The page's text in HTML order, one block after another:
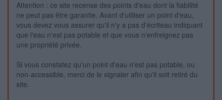
Attention : ce site recense des points d'eau dont la fiabilité
ne peut pas être garantie. Avant d'utiliser un point d'eau,
vous devez vous assurer qu'il n'y a pas d'écriteau indiquant
que l'eau n'est pas potable et que vous n'enfreignez pas
une propriété privée.
Si vous constatez qu'un point d'eau n'est pas potable, ou
non-accessible, merci de le signaler afin qu'il soit retiré du
site.